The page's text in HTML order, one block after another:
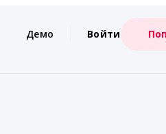
Демо Войти